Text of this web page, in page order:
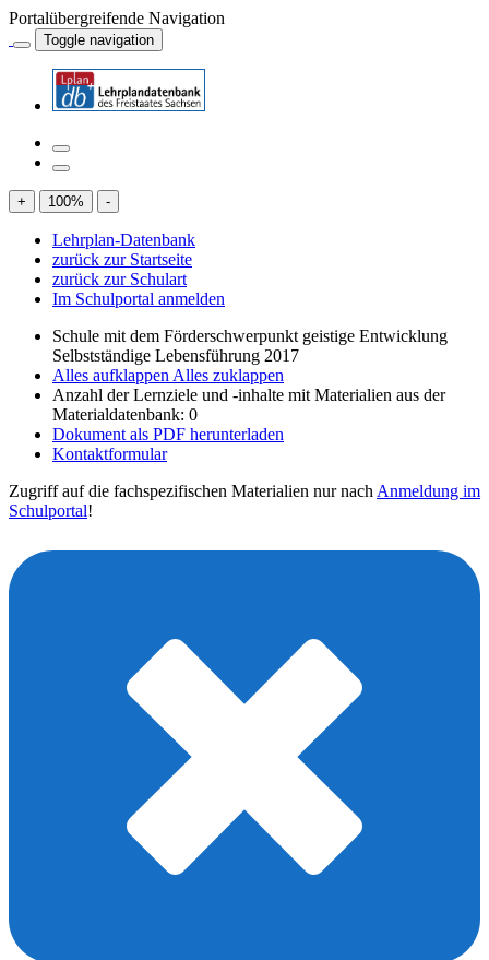
Portalübergreifende Navigation
Toggle navigation
+ 100% -
Lehrplan-Datenbank
zurück zur Startseite
zurück zur Schulart
Im Schulportal anmelden
Schule mit dem Förderschwerpunkt geistige Entwicklung
Selbstständige Lebensführung 2017
Alles aufklappen Alles zuklappen
Anzahl der Lernziele und -inhalte mit Materialien aus der
Materialdatenbank: 0
Dokument als PDF herunterladen
Kontaktformular
Zugriff auf die fachspezifischen Materialien nur nach Anmeldung im
Schulportal!